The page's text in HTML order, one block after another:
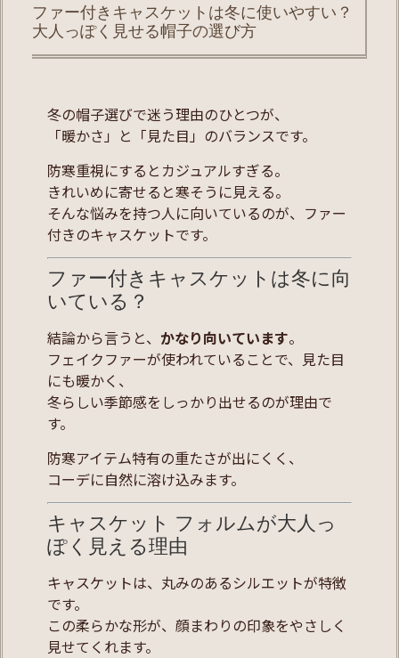
ファー付きキャスケットは冬に使いやすい？
大人っぽく見せる帽子の選び方
冬の帽子選びで迷う理由のひとつが、
「暖かさ」と「見た目」のバランスです。
防寒重視にするとカジュアルすぎる。
きれいめに寄せると寒そうに見える。
そんな悩みを持つ人に向いているのが、ファー
付きのキャスケットです。
ファー付きキャスケットは冬に向
いている？
結論から言うと、 かなり向いています。
フェイクファーが使われていることで、見た目
にも暖かく、
冬らしい季節感をしっかり出せるのが理由で
す。
防寒アイテム特有の重たさが出にくく、
コーデに自然に溶け込みます。
キャスケット フォルムが大人っ
ぽく見える理由
キャスケットは、丸みのあるシルエットが特徴
です。
この柔らかな形が、顔まわりの印象をやさしく
見せてくれます。